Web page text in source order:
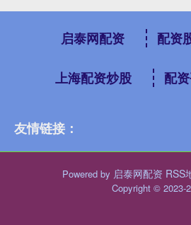
启泰网配资 配资
上海配资炒股 配
友情链接：
Powered by 启泰网配资 RSS
Copyright © 2023-